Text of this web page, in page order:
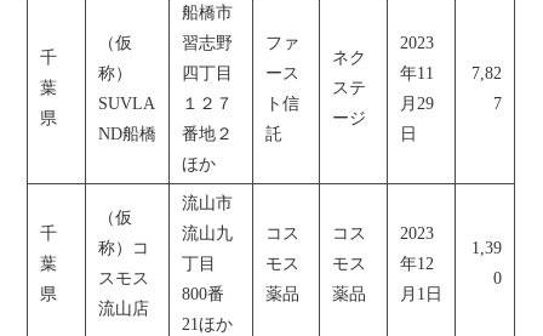
千
葉
県
（仮
称）
SUVLA
ND船橋
船橋市
習志野
四丁目
１２７
番地２
ほか
ファ
ース
ト信
託
ネク
ステ
ージ
2023
年11
月29
日
7,82
7
千
葉
県
（仮
称）コ
スモス
流山店
流山市
流山九
丁目
800番
21ほか
コス
モス
薬品
コス
モス
薬品
2023
年12
月1日
1,39
0